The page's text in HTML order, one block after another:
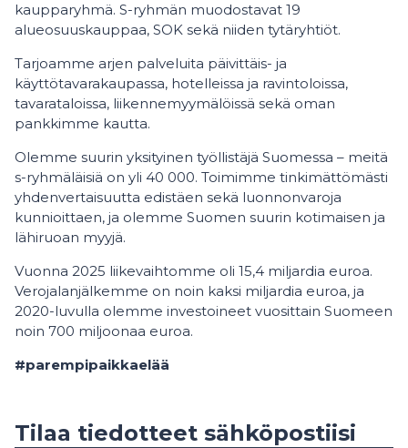
kaupparyhmä. S-ryhmän muodostavat 19
alueosuuskauppaa, SOK sekä niiden tytäryhtiöt.
Tarjoamme arjen palveluita päivittäis- ja
käyttötavarakaupassa, hotelleissa ja ravintoloissa,
tavarataloissa, liikennemyymälöissä sekä oman
pankkimme kautta.
Olemme suurin yksityinen työllistäjä Suomessa – meitä
s-ryhmäläisiä on yli 40 000. Toimimme tinkimättömästi
yhdenvertaisuutta edistäen sekä luonnonvaroja
kunnioittaen, ja olemme Suomen suurin kotimaisen ja
lähiruoan myyjä.
Vuonna 2025 liikevaihtomme oli 15,4 miljardia euroa.
Verojalanjälkemme on noin kaksi miljardia euroa, ja
2020-luvulla olemme investoineet vuosittain Suomeen
noin 700 miljoonaa euroa.
#parempipaikkaelää
Tilaa tiedotteet sähköpostiisi